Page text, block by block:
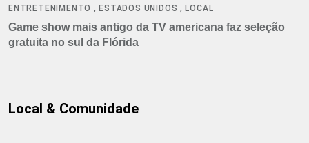
ENTRETENIMENTO ,ESTADOS UNIDOS ,LOCAL
Game show mais antigo da TV americana faz seleção
gratuita no sul da Flórida
Local & Comunidade